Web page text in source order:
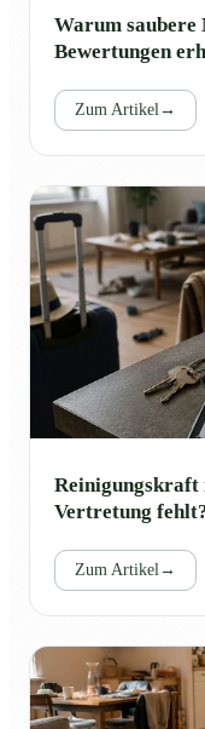
Warum saubere
Bewertungen
Zum Artikel→
Reinigungskraft
Vertretung
Zum Artikel→